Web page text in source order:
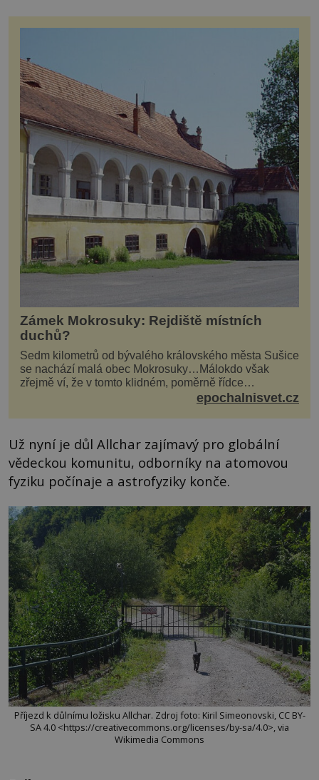
Zámek Mokrosuky: Rejdiště místních
duchů?
Sedm kilometrů od bývalého královského města Sušice
se nachází malá obec Mokrosuky…Málokdo však
zřejmě ví, že v tomto klidném, poměrně řídce
navštěvovaném koutu vesnické Šumavy se nachází
epochalnisvet.cz
Už nyní je důl Allchar zajímavý pro globální
vědeckou komunitu, odborníky na atomovou
fyziku počínaje a astrofyziky konče.
Příjezd k důlnímu ložisku Allchar. Zdroj foto: Kiril Simeonovski, CC BY-
SA 4.0 <https://creativecommons.org/licenses/by-sa/4.0>, via
Wikimedia Commons